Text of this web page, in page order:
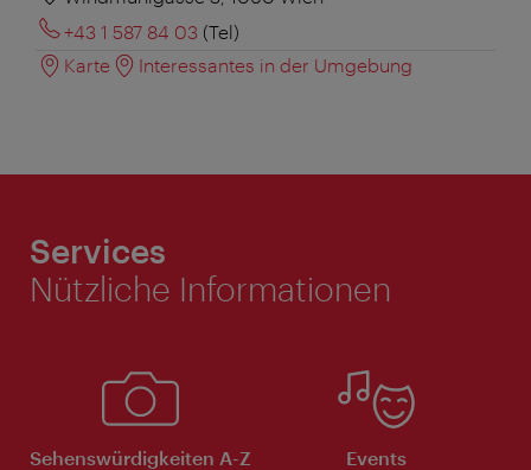
+43 1 587 84 03 (Tel)
Karte
Interessantes in der Umgebung
Services
Nützliche Informationen
Sehenswürdigkeiten A-Z Events